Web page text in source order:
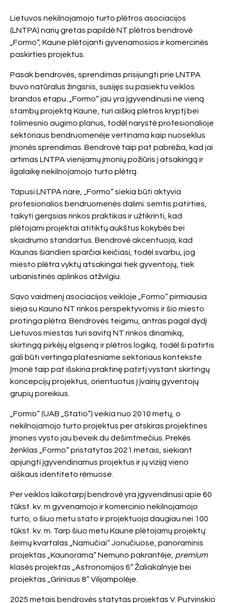
Lietuvos nekilnojamojo turto plėtros asociacijos
(LNTPA) narių gretas papildė NT plėtros bendrovė
„Formo“, Kaune plėtojanti gyvenamosios ir komercinės
paskirties projektus.
Pasak bendrovės, sprendimas prisijungti prie LNTPA
buvo natūralus žingsnis, susijęs su pasiektu veiklos
brandos etapu. „Formo“ jau yra įgyvendinusi ne vieną
stambų projektą Kaune, turi aiškią plėtros kryptį bei
tolimesnio augimo planus, todėl narystė profesionalioje
sektoriaus bendruomenėje vertinama kaip nuoseklus
įmonės sprendimas. Bendrovė taip pat pabrėžia, kad jai
artimas LNTPA vienijamų įmonių požiūris į atsakingą ir
ilgalaikę nekilnojamojo turto plėtrą.
Tapusi LNTPA nare, „Formo“ siekia būti aktyvia
profesionalios bendruomenės dalimi: semtis patirties,
taikyti gerąsias rinkos praktikas ir užtikrinti, kad
plėtojami projektai atitiktų aukštus kokybės bei
skaidrumo standartus. Bendrovė akcentuoja, kad
Kaunas šiandien sparčiai keičiasi, todėl svarbu, jog
miesto plėtra vyktų atsakingai tiek gyventojų, tiek
urbanistinės aplinkos atžvilgiu.
Savo vaidmenį asociacijos veikloje „Formo“ pirmiausia
sieja su Kauno NT rinkos perspektyvomis ir šio miesto
protinga plėtra. Bendrovės teigimu, antras pagal dydį
Lietuvos miestas turi savitą NT rinkos dinamiką,
skirtingą pirkėjų elgseną ir plėtros logiką, todėl ši patirtis
gali būti vertinga platesniame sektoriaus kontekste.
Įmonė taip pat išskiria praktinę patirtį vystant skirtingų
koncepcijų projektus, orientuotus į įvairių gyventojų
grupių poreikius.
„Formo“ (UAB „Statio“) veikia nuo 2010 metų, o
nekilnojamojo turto projektus per atskiras projektines
įmones vysto jau beveik du dešimtmečius. Prekės
ženklas „Formo“ pristatytas 2021 metais, siekiant
apjungti įgyvendinamus projektus ir jų viziją vieno
aiškaus identiteto rėmuose.
Per veiklos laikotarpį bendrovė yra įgyvendinusi apie 60
tūkst. kv. m gyvenamojo ir komercinio nekilnojamojo
turto, o šiuo metu stato ir projektuoja daugiau nei 100
tūkst. kv. m. Tarp šiuo metu Kaune plėtojamų projektų:
šeimų kvartalas „Namučiai“ Jonučiuose, panoraminis
projektas „Kaunorama“ Nemuno pakrantėje, premium
klasės projektas „Astronomijos 6“ Žaliakalnyje bei
projektas „Griniaus 8“ Vilijampolėje.
2025 metais bendrovės statytas projektas V. Putvinskio